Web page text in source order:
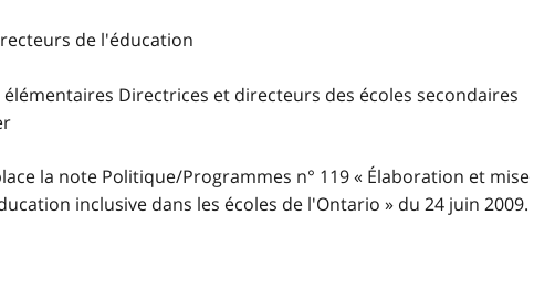
de l'éducation
Directrices et directeurs des écoles secondaires
la note Politique/Programmes n° 119 « Élaboration et mise
inclusive dans les écoles de l'Ontario » du 24 juin 2009.